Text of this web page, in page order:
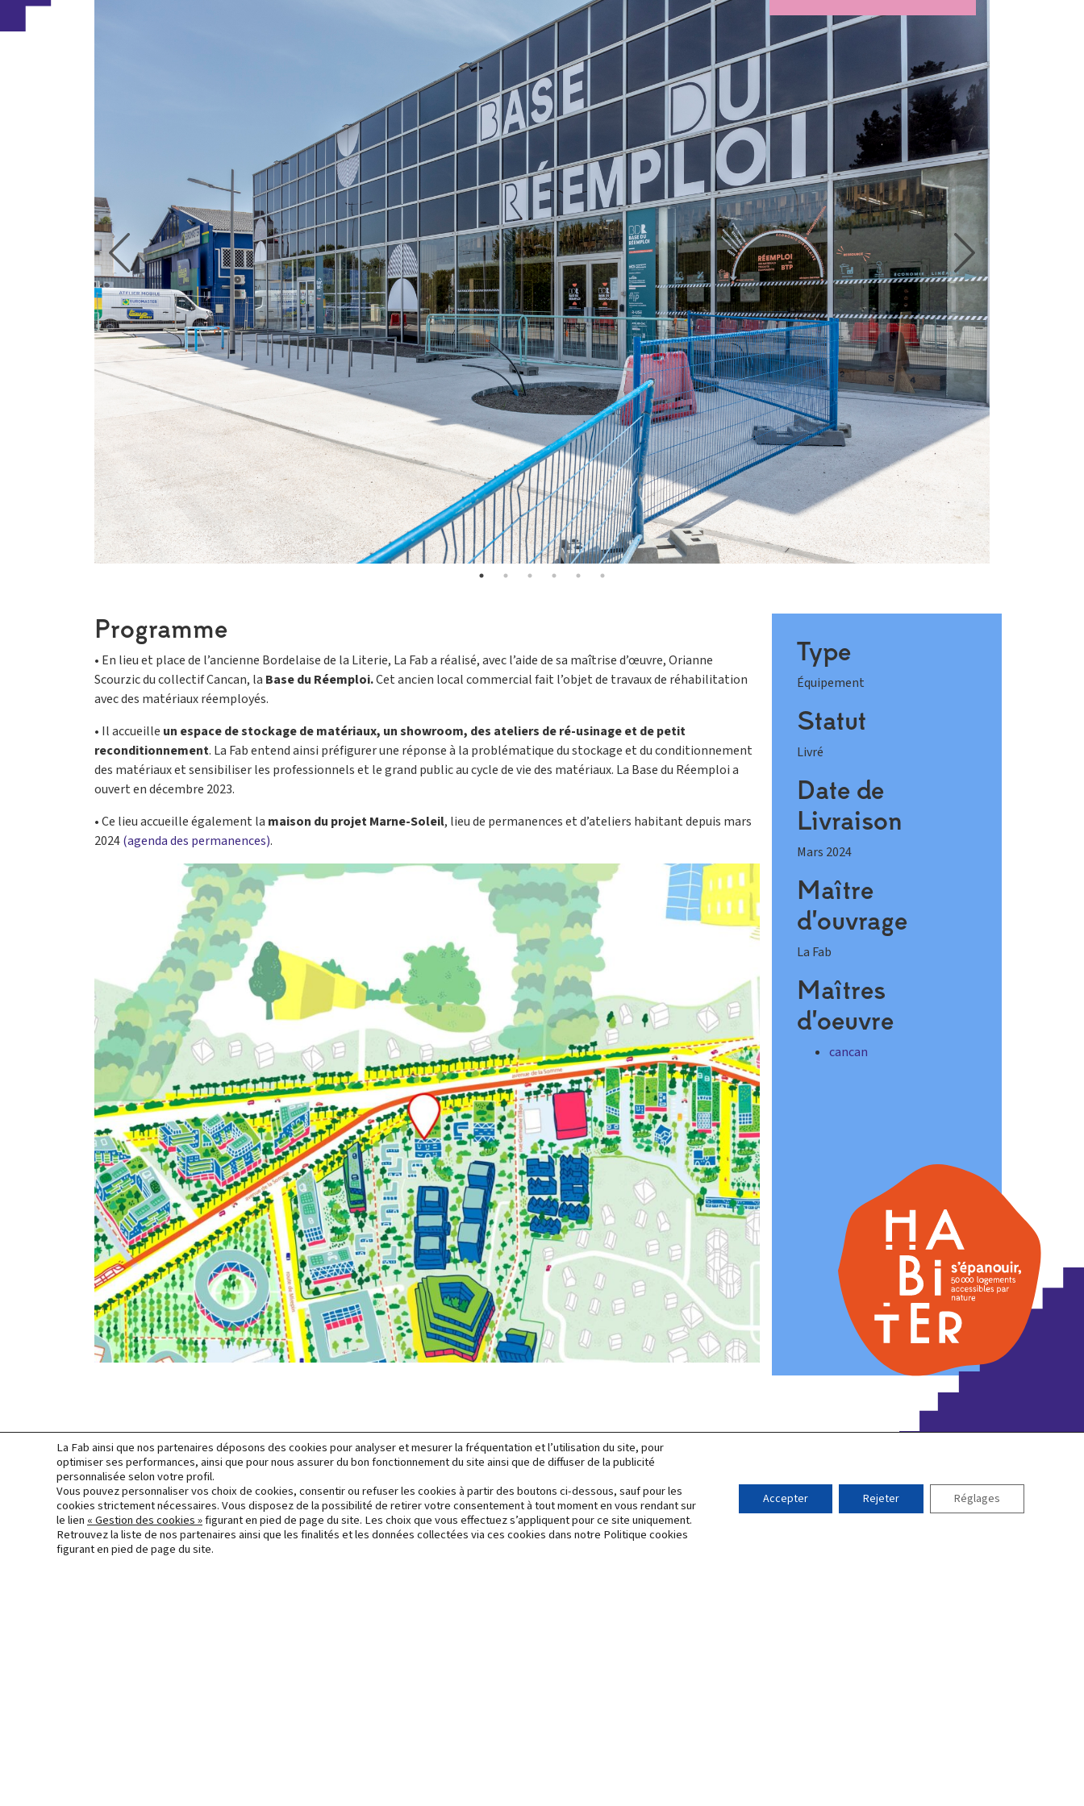
Programme
• En lieu et place de l’ancienne Bordelaise de la Literie, La Fab a réalisé, avec l’aide de sa maîtrise d’œuvre,Orianne
Scourzic du collectif Cancan, la Base du Réemploi.Cet ancien local commercial fait l’objet de travaux de réhabilitation
avec des matériaux réemployés.
• Il accueille un espace de stockage de matériaux, un showroom, des ateliers de ré-usinage et de petit
reconditionnement. La Fab entend ainsi préfigurer une réponse à la problématique du stockage et du conditionnement
des matériaux et sensibiliser les professionnels et le grand public au cycle de vie des matériaux. La Base du Réemploi a
ouvert en décembre 2023.
• Ce lieu accueille également la maison du projet Marne-Soleil, lieu de permanences et d’ateliers habitant depuis mars
2024(agenda des permanences).
Type
Équipement
Statut
Livré
Date de
Livraison
Mars 2024
Maître
d'ouvrage
La Fab
Maîtres
d'oeuvre
cancan
L’opération d’aménagement Mérignac Soleil, plus grande opération de renaturation en France, est lauréate du programme national
"Démonstrateurs de la Ville Durable", piloté par France 2030.
La Fab ainsi que nos partenaires déposons des cookies pour analyser et mesurer la fréquentation et l’utilisation du site, pour
optimiser ses performances, ainsi que pour nous assurer du bon fonctionnement du site ainsi que de diffuser de la publicité
personnalisée selon votre profil.
Vous pouvez personnaliser vos choix de cookies, consentir ou refuser les cookies à partir des boutons ci-dessous, sauf pour les
cookies strictement nécessaires. Vous disposez de la possibilité de retirer votre consentement à tout moment en vous rendant sur
le lien « Gestion des cookies »figurant en pied de page du site. Les choix que vous effectuez s’appliquent pour ce site uniquement.
Retrouvez la liste de nos partenaires ainsi que les finalités et les données collectées via ces cookies dans notre Politique cookies
figurant en pied de page du site.
Accepter Rejeter Réglages